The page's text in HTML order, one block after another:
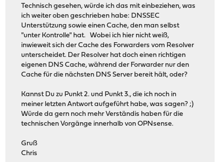
Technisch gesehen, würde ich das mit einbeziehen, was
ich weiter oben geschrieben habe: DNSSEC
Unterstützung sowie einen Cache, den man selbst
"unter Kontrolle" hat. Wobei ich hier nicht weiß,
inwieweit sich der Cache des Forwarders vom Resolver
unterscheidet. Der Resolver hat doch einen richtigen
eigenen DNS Cache, während der Forwarder nur den
Cache für die nächsten DNS Server bereit hält, oder?
Kannst Du zu Punkt 2. und Punkt 3., die ich noch in
meiner letzten Antwort aufgeführt habe, was sagen? ;)
Würde da gern noch mehr Verständis haben für die
technischen Vorgänge innerhalb von OPNsense.
Gruß
Chris